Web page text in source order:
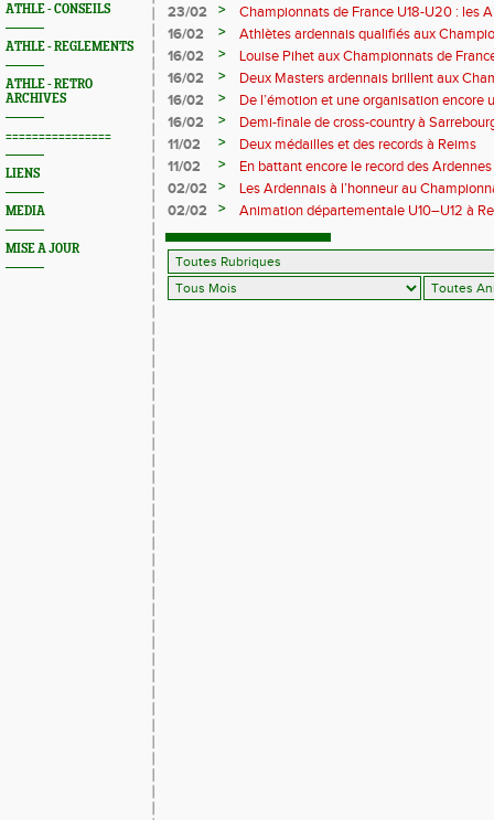
ATHLE - CONSEILS
ATHLE - REGLEMENTS
ATHLE - RETRO
ARCHIVES
================
LIENS
MEDIA
MISE A JOUR
23/02
>
Championnats de France U18-U20 : les
Val-de-Reuil
16/02 >
Athlètes ardennais qualifiés aux
en salle
16/02 >
Louise Pihet aux Championnats de
16/02
>
Deux Masters ardennais brillent aux
Saint‑Brieuc
16/02 >
De l’émotion et une organisation encore
Trail 2026
16/02 >
Demi-finale de cross-country à
boue… et à la fête !
11/02 >
Deux médailles et des records à Reims
11/02
>
En battant encore le record des
Pihet ira aux championnats de France
02/02 >
Les Ardennais à l’honneur au
02/02
>
Animation départementale U10–U12 à